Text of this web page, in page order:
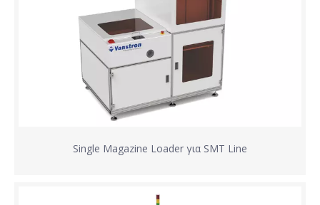
Single Magazine Loader για SMT Line